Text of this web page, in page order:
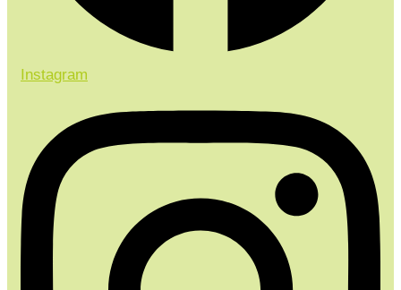
Instagram